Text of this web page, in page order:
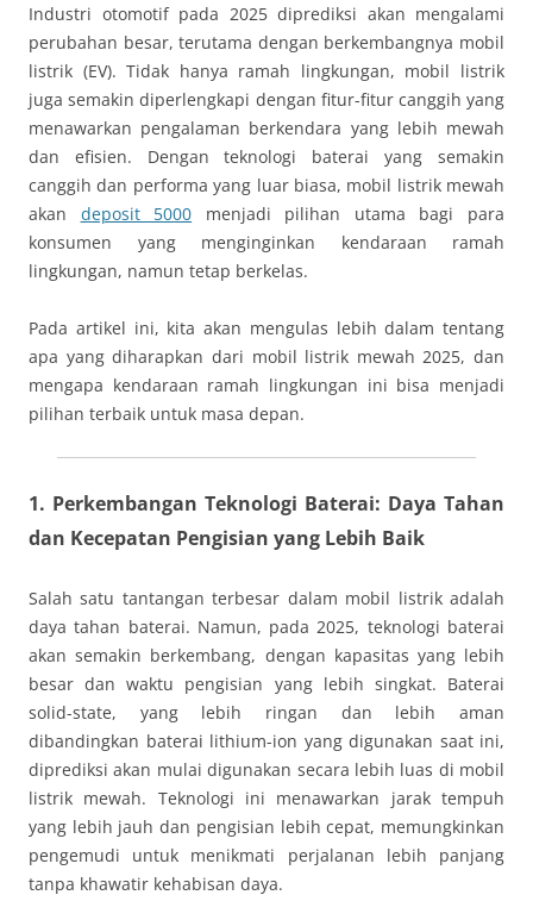
Industri otomotif pada 2025 diprediksi akan mengalami
perubahan besar, terutama dengan berkembangnya mobil
listrik (EV). Tidak hanya ramah lingkungan, mobil listrik
juga semakin diperlengkapi dengan fitur-fitur canggih yang
menawarkan pengalaman berkendara yang lebih mewah
dan efisien. Dengan teknologi baterai yang semakin
canggih dan performa yang luar biasa, mobil listrik mewah
akan deposit 5000 menjadi pilihan utama bagi para
konsumen yang menginginkan kendaraan ramah
lingkungan, namun tetap berkelas.
Pada artikel ini, kita akan mengulas lebih dalam tentang
apa yang diharapkan dari mobil listrik mewah 2025, dan
mengapa kendaraan ramah lingkungan ini bisa menjadi
pilihan terbaik untuk masa depan.
1. Perkembangan Teknologi Baterai: Daya Tahan
dan Kecepatan Pengisian yang Lebih Baik
Salah satu tantangan terbesar dalam mobil listrik adalah
daya tahan baterai. Namun, pada 2025, teknologi baterai
akan semakin berkembang, dengan kapasitas yang lebih
besar dan waktu pengisian yang lebih singkat. Baterai
solid-state, yang lebih ringan dan lebih aman
dibandingkan baterai lithium-ion yang digunakan saat ini,
diprediksi akan mulai digunakan secara lebih luas di mobil
listrik mewah. Teknologi ini menawarkan jarak tempuh
yang lebih jauh dan pengisian lebih cepat, memungkinkan
pengemudi untuk menikmati perjalanan lebih panjang
tanpa khawatir kehabisan daya.